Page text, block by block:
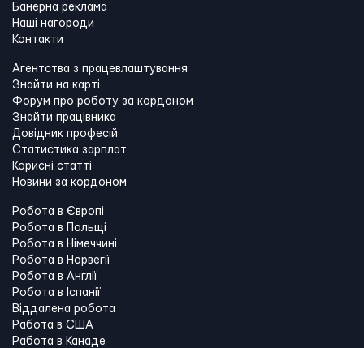
Банерна реклама
Наші нагороди
Контакти
Агентства з працевлаштування
Знайти на карті
Форум про роботу за кордоном
Знайти працівника
Довідник професій
Статистика зарплат
Корисні статті
Новини за кордоном
Робота в Європі
Робота в Польщі
Робота в Німеччині
Робота в Норвегії
Робота в Англії
Робота в Іспанії
Віддалена робота
Работа в США
Работа в Канадe